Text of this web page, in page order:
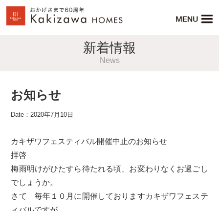
新着情報
News
お知らせ
Date：2020年7月10日
カキザワフェスティバル開催中止のお知らせ
拝啓
梅雨明けがひたすら待たれる頃、お変わりなくお過ごし
でしょうか。
さて 毎年１０月に開催しておりますカキザワフェステ